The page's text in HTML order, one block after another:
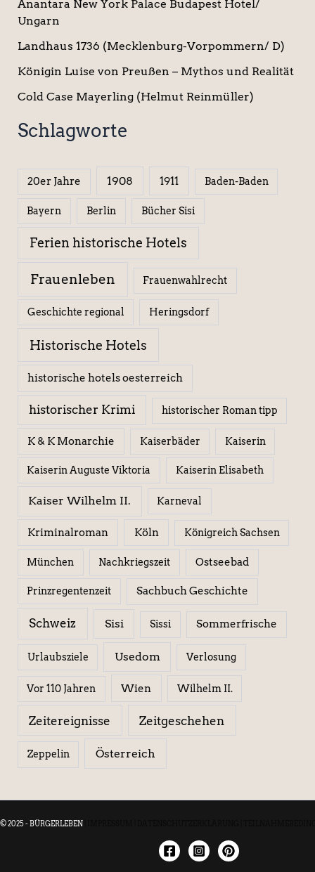
Anantara New York Palace Budapest Hotel/
Ungarn
Landhaus 1736 (Mecklenburg-Vorpommern/ D)
Königin Luise von Preußen – Mythos und Realität
Cold Case Mayerling (Helmut Reinmüller)
Schlagworte
20er Jahre 1908 1911 Baden-Baden
Bayern Berlin Bücher Sisi
Ferien historische Hotels
Frauenleben Frauenwahlrecht
Geschichte regional Heringsdorf
Historische Hotels
historische hotels oesterreich
historischer Krimi historischer Roman tipp
K & K Monarchie Kaiserbäder Kaiserin
Kaiserin Auguste Viktoria Kaiserin Elisabeth
Kaiser Wilhelm II. Karneval
Kriminalroman Köln Königreich Sachsen
München Nachkriegszeit Ostseebad
Prinzregentenzeit Sachbuch Geschichte
Schweiz Sisi Sissi Sommerfrische
Urlaubsziele Usedom Verlosung
Vor 110 Jahren Wien Wilhelm II.
Zeitereignisse Zeitgeschehen
Zeppelin Österreich
© 2025 - BÜRGERLEBEN